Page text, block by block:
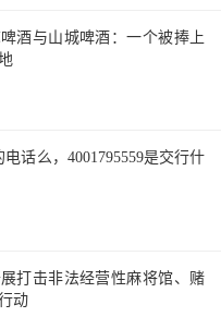
酒与山城啤酒：一个被捧上
电话么，4001795559是交行什
打击非法经营性麻将馆、赌
动